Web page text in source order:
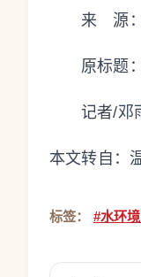
来 源
原标题：
记者/邓
本文转自：
标签： #水环